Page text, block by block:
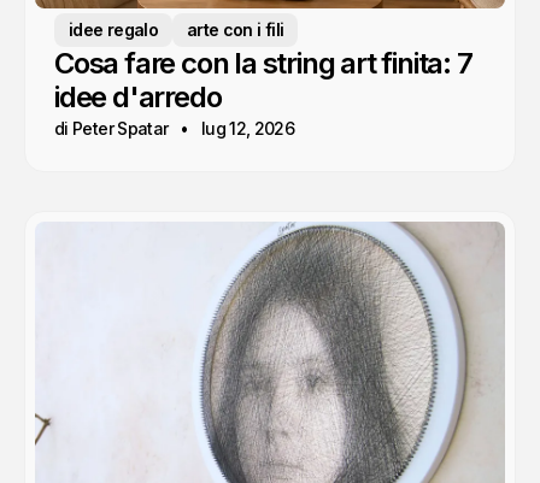
idee regalo arte con i fili
Cosa fare con la string art finita: 7
idee d'arredo
di Peter Spatar lug 12, 2026